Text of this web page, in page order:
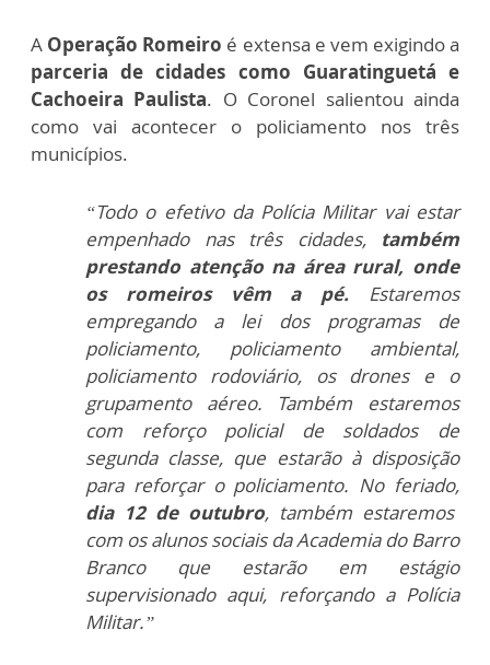
A Operação Romeiro é extensa e vem exigindo a
parceria de cidades como Guaratinguetá e
Cachoeira Paulista. O Coronel salientou ainda
como vai acontecer o policiamento nos três
municípios.
“Todo o efetivo da Polícia Militar vai estar
empenhado nas três cidades, também
prestando atenção na área rural, onde
os romeiros vêm a pé. Estaremos
empregando a lei dos programas de
policiamento, policiamento ambiental,
policiamento rodoviário, os drones e o
grupamento aéreo. Também estaremos
com reforço policial de soldados de
segunda classe, que estarão à disposição
para reforçar o policiamento. No feriado,
dia 12 de outubro, também estaremos
com os alunos sociais da Academia do Barro
Branco que estarão em estágio
supervisionado aqui, reforçando a Polícia
Militar.”